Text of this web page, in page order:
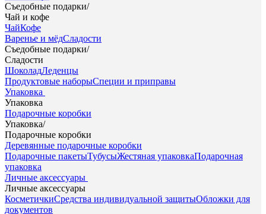
Съедобные подарки/
Чай и кофе
ЧайКофе
Варенье и мёдСладости
Съедобные подарки/
Сладости
ШоколадЛеденцы
Продуктовые наборыСпеции и приправы
Упаковка
Упаковка
Подарочные коробки
Упаковка/
Подарочные коробки
Деревянные подарочные коробки
Подарочные пакетыТубусыЖестяная упаковкаПодарочная
упаковка
Личные аксессуары
Личные аксессуары
КосметичкиСредства индивидуальной защитыОбложки для
документов